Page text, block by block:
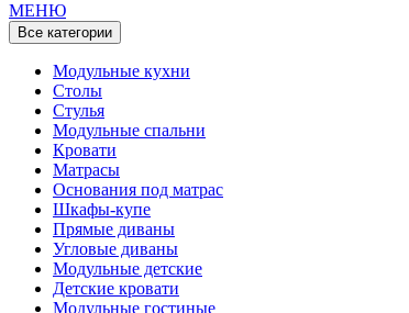
МЕНЮ
Все категории
Модульные кухни
Столы
Стулья
Модульные спальни
Кровати
Матрасы
Основания под матрас
Шкафы-купе
Прямые диваны
Угловые диваны
Модульные детские
Детские кровати
Модульные гостиные